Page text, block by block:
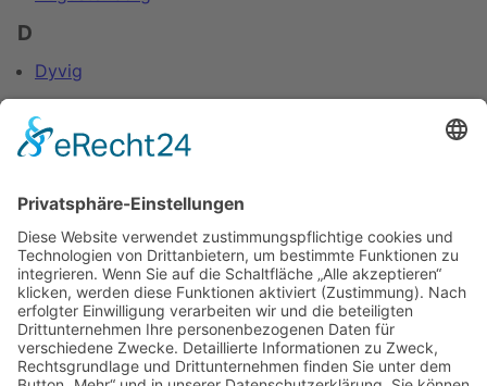
D
Dyvig
Fynshav
Høruphav
M
Mommark
S
Sønderborg